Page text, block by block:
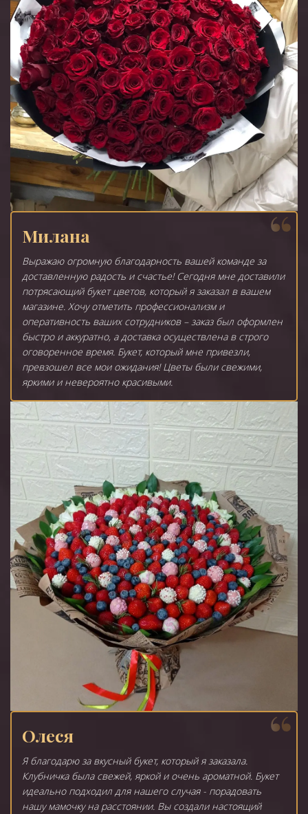
Милана
Выражаю огромную благодарность вашей команде за
доставленную радость и счастье! Сегодня мне доставили
потрясающий букет цветов, который я заказал в вашем
магазине. Хочу отметить профессионализм и
оперативность ваших сотрудников – заказ был оформлен
быстро и аккуратно, а доставка осуществлена в строго
оговоренное время. Букет, который мне привезли,
превзошел все мои ожидания! Цветы были свежими,
яркими и невероятно красивыми.
Олеся
Я благодарю за вкусный букет, который я заказала.
Клубничка была свежей, яркой и очень ароматной. Букет
идеально подходил для нашего случая - порадовать
нашу мамочку на расстоянии. Вы создали настоящий